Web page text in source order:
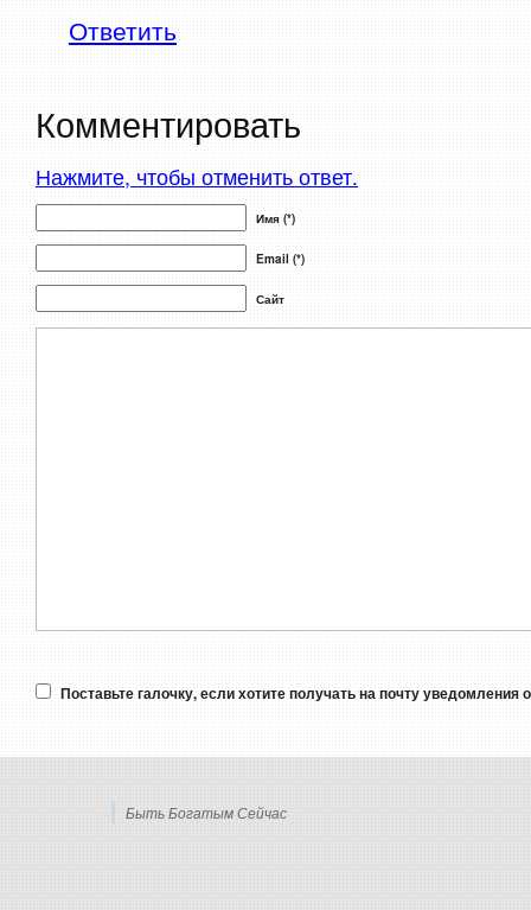
Ответить
Комментировать
Нажмите, чтобы отменить ответ.
Имя (*)
Email (*)
Сайт
Поставьте галочку, если хотите получать на почту
Быть Богатым Сейчас